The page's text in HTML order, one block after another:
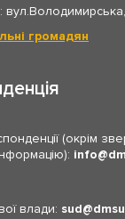
громадян
(окрім
info
влади: sud